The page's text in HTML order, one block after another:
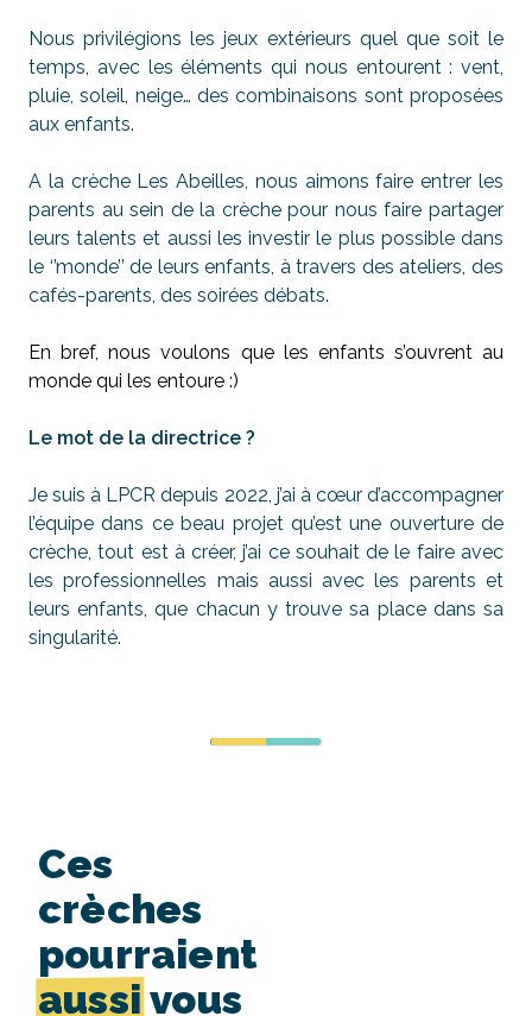
Nous privilégions les jeux extérieurs quel que soit le
temps, avec les éléments qui nous entourent : vent,
pluie, soleil, neige… des combinaisons sont proposées
aux enfants.
A la crèche Les Abeilles, nous aimons faire entrer les
parents au sein de la crèche pour nous faire partager
leurs talents et aussi les investir le plus possible dans
le ‘’monde’’ de leurs enfants, à travers des ateliers, des
cafés-parents, des soirées débats.
En bref, nous voulons que les enfants s’ouvrent au
monde qui les entoure :)
Le mot de la directrice ?
Je suis à LPCR depuis 2022, j’ai à cœur d’accompagner
l’équipe dans ce beau projet qu’est une ouverture de
crèche, tout est à créer, j’ai ce souhait de le faire avec
les professionnelles mais aussi avec les parents et
leurs enfants, que chacun y trouve sa place dans sa
singularité.
Ces
crèches
pourraient
aussi vous